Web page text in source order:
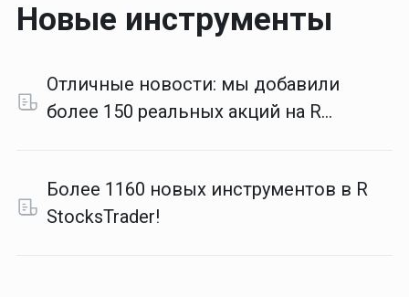
Новые инструменты
Отличные новости: мы добавили
более 150 реальных акций на R
Более 1160 новых инструментов в R
StocksTrader!